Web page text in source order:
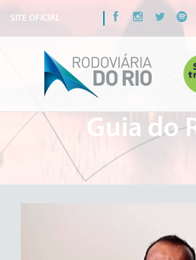
SITE OFICIAL
Guia do